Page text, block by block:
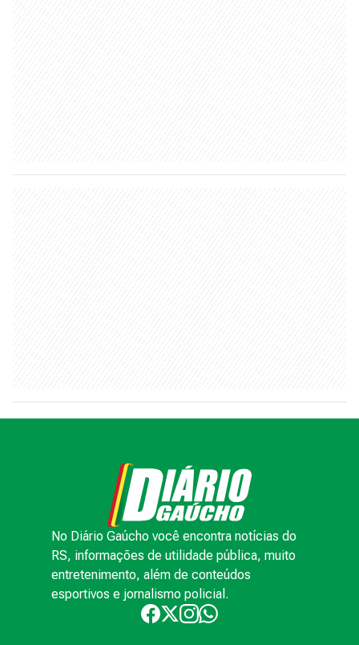
No Diário Gaúcho você encontra notícias do
RS, informações de utilidade pública, muito
entretenimento, além de conteúdos
esportivos e jornalismo policial.